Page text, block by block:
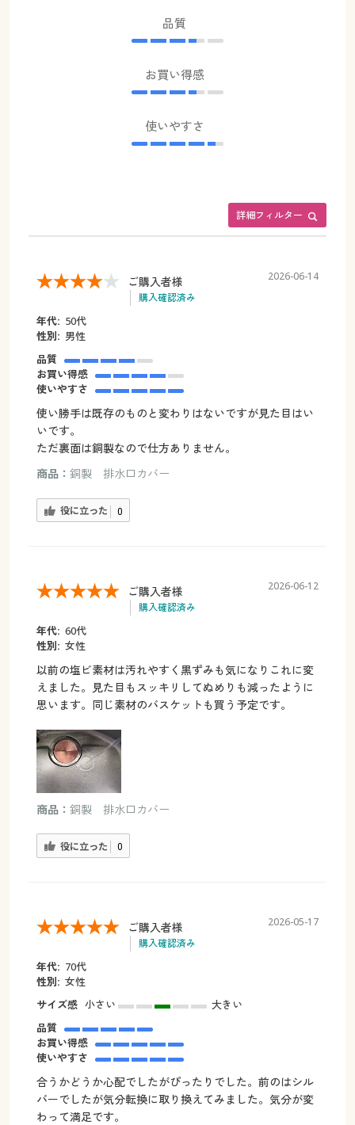
品質
お買い得感
使いやすさ
詳細フィルター
ご購入者様
購入確認済み
2026-06-14
年代: 50代
性別: 男性
品質
お買い得感
使いやすさ
使い勝手は既存のものと変わりはないですが見た目はい
いです。
ただ裏面は銅製なので仕方ありません。
商品： 銅製 排水口カバー
役に立った 0
ご購入者様
購入確認済み
2026-06-12
年代: 60代
性別: 女性
以前の塩ビ素材は汚れやすく黒ずみも気になりこれに変
えました。見た目もスッキリしてぬめりも減ったように
思います。同じ素材のバスケットも買う予定です。
商品： 銅製 排水口カバー
役に立った 0
ご購入者様
購入確認済み
2026-05-17
年代: 70代
性別: 女性
サイズ感 小さい
大きい
品質
お買い得感
使いやすさ
合うかどうか心配でしたがぴったりでした。前のはシル
バーでしたが気分転換に取り換えてみました。気分が変
わって満足です。